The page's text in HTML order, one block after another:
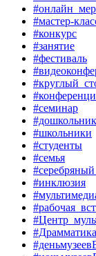
#мастер-
#конкурс
#занятие
#фестиваль
#семинар
#школьники
#студенты
#семья
#инклюзия
#Драмматика